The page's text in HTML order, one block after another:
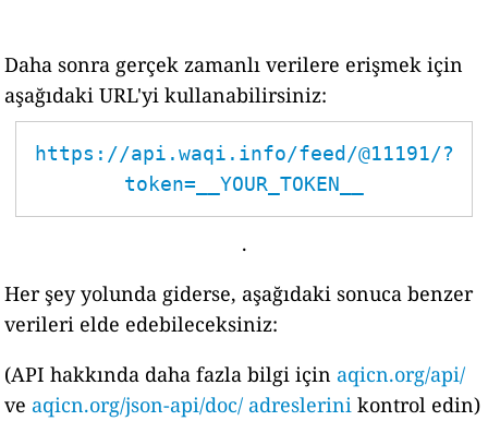
Daha sonra gerçek zamanlı verilere erişmek için
aşağıdaki URL'yi kullanabilirsiniz:
https://api.waqi.info/feed/@11191/?
token=__YOUR_TOKEN__
.
Her şey yolunda giderse, aşağıdaki sonuca benzer
verileri elde edebileceksiniz:
(API hakkında daha fazla bilgi için aqicn.org/api/
ve aqicn.org/json-api/doc/ adreslerini kontrol edin)